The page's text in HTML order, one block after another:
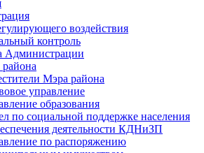
воздействия
контроль
Администрации
Мэра района
управление
образования
по социальной поддержке населения
деятельности КДНиЗП
по распоряжению